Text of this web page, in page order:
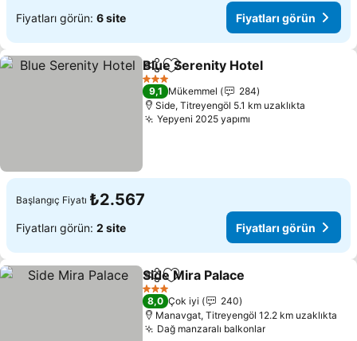
Fiyatları görün: 6 site Fiyatları görün
PaylaşFavorilerime ekle
Blue Serenity Hotel
3 Yıldız
9,1 Mükemmel
284
Side, Titreyengöl 5.1 km uzaklıkta
Yepyeni 2025 yapımı
Başlangıç Fiyatı ₺2.567
Fiyatları görün: 2 site Fiyatları görün
PaylaşFavorilerime ekle
Side Mira Palace
3 Yıldız
8,0 Çok iyi
240
Manavgat, Titreyengöl 12.2 km uzaklıkta
Dağ manzaralı balkonlar